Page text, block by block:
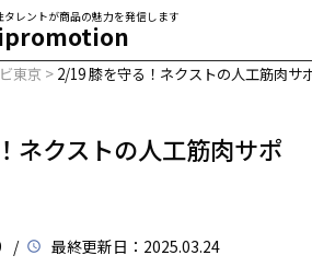
タレントが商品の魅力を発信します
東京 > 2/19 膝を守る！ネクストの人工筋肉サ
ネクストの人工筋肉サポ
/ 最終更新日 ：2025.03.24